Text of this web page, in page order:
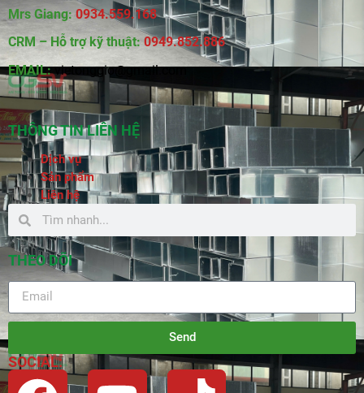
Mrs Giang: 0934.559.168
CRM – Hỗ trợ kỹ thuật: 0949.852.886
EMAIL: vietonggio@gmail.com
THÔNG TIN LIÊN HỆ
Dịch vụ
Sản phẩm
Liên hệ
THEO DÕI
Send
SOCIAL: